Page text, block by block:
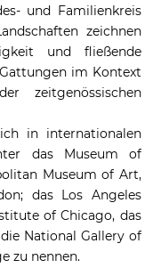
und Familienkreis
zeichnen
und fließende
im Kontext
zeitgenössischen
in internationalen
das Museum of
Museum of Art,
das Los Angeles
of Chicago, das
National Gallery of
zu nennen.